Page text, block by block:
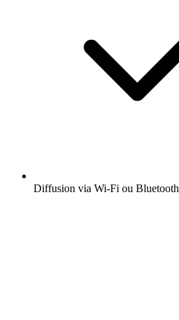
Diffusion via Wi-Fi ou Bluetooth